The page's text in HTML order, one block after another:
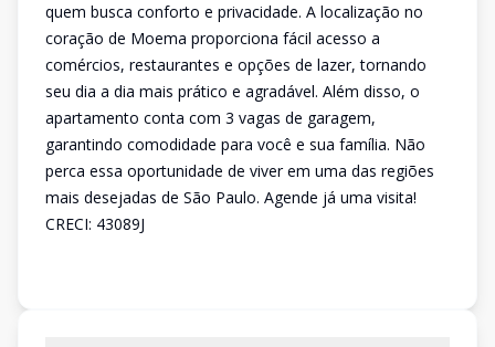
quem busca conforto e privacidade. A localização no
coração de Moema proporciona fácil acesso a
comércios, restaurantes e opções de lazer, tornando
seu dia a dia mais prático e agradável. Além disso, o
apartamento conta com 3 vagas de garagem,
garantindo comodidade para você e sua família. Não
perca essa oportunidade de viver em uma das regiões
mais desejadas de São Paulo. Agende já uma visita!
CRECI: 43089J